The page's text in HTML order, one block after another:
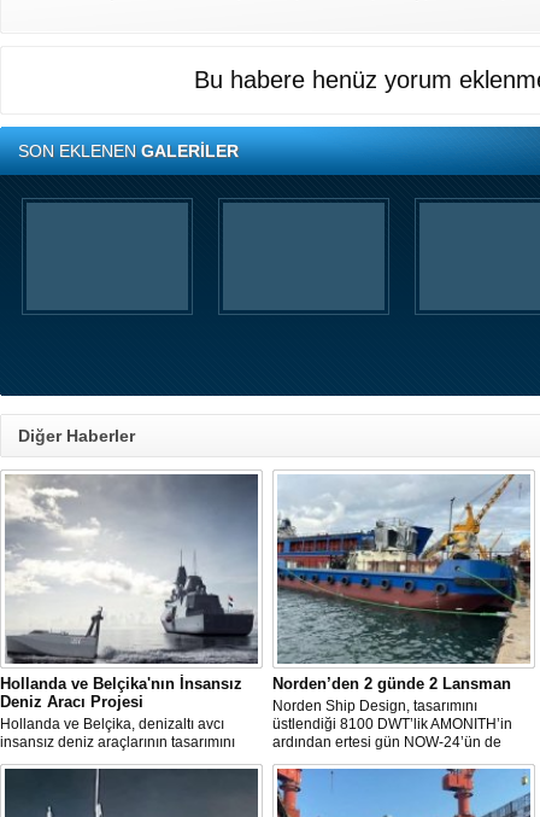
Bu habere henüz yorum
SON EKLENENGALERİLER
Diğer Haberler
Hollanda ve Belçika'nın İnsansız
Deniz Aracı Projesi
Hollanda ve Belçika, denizaltı avcı
insansız deniz araçlarının tasarımını
başlattı. Proje, 2 ülkenin deniz
kuvvetlerinin gelecekteki denizaltı karşıtı
yeteneklerini desteklemeyi amaçlıyor.
Norden’den 2 günde 2 Lansman
Norden Ship Design, tasarımını
üstlendiği 8100 DWT’lik AMONITH’in
ardından ertesi gün NOW-24’ün de
denize kavuşmasını kutladı.